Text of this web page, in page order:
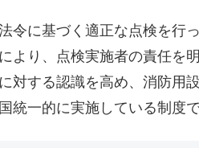
令に基づく適正な点検を行
より、点検実施者の責任を
対する認識を高め、消防用
統一的に実施している制度で